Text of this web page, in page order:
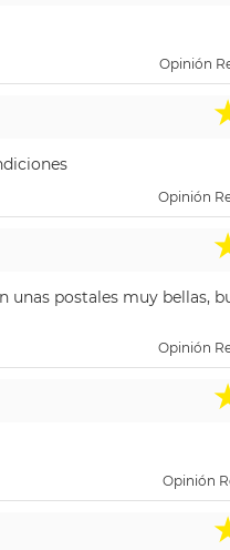
Opinión
Opinión
postales muy bellas,
Opinión
Opinión